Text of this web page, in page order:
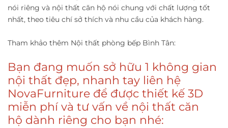
nói riêng và nội thất căn hộ nói chung với chất lượng tốt
nhất, theo tiêu chí sở thích và nhu cầu của khách hàng.
Tham khảo thêm Nội thất phòng bếp Bình Tân:
Bạn đang muốn sở hữu 1 không gian
nội thất đẹp, nhanh tay liên hệ
NovaFurniture để được thiết kế 3D
miễn phí và tư vấn về nội thất căn
hộ dành riêng cho bạn nhé: